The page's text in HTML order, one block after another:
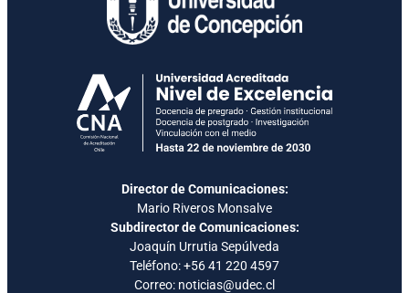
Director de Comunicaciones:
Mario Riveros Monsalve
Subdirector de Comunicaciones:
Joaquín Urrutia Sepúlveda
Teléfono:+56 41 220 4597
Correo: noticias@udec.cl